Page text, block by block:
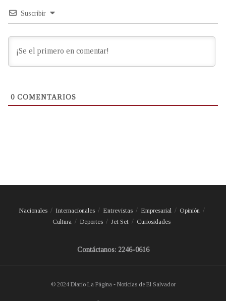
Suscribir
0 COMENTARIOS
Nacionales Internacionales Entrevistas Empresarial
Opinión
Cultura
Deportes Jet Set Curiosidades
Contáctanos: 2246-0616
© 2024 Diario La Página - Noticias de El Salvador